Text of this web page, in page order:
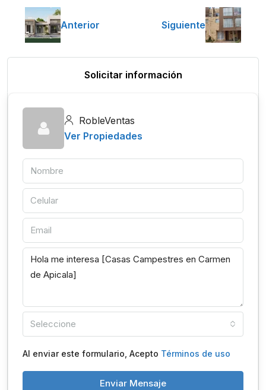
Anterior Siguiente
Solicitar información
RobleVentas
Ver Propiedades
Seleccione
Al enviar este formulario, Acepto Términos de uso
Enviar Mensaje